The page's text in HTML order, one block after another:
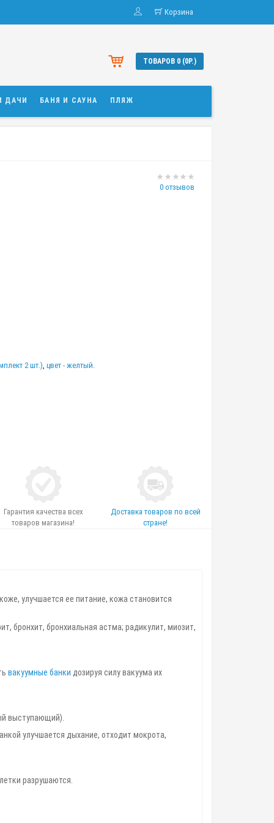
Корзина
ТОВАРОВ 0 (0Р.)
ДАЧИ БАНЯ И САУНА ПЛЯЖ
0 отзывов
2 шт.), цвет - желтый.
Гарантия качества всех
товаров магазина!
Доставка товаров по всей
стране!
улучшается ее питание, кожа становится
бронхит, бронхиальная астма; радикулит, миозит,
вакуумные банки дозируя силу вакуума их
выступающий).
улучшается дыхание, отходит мокрота,
разрушаются.